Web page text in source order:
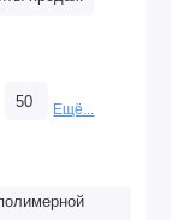
50 Ещё...